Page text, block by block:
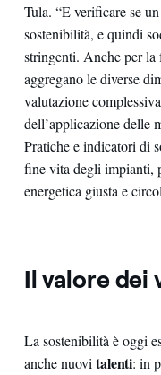
Tula. “E verificare se
sostenibilità, e quindi
stringenti. Anche per la
aggregano le diverse
valutazione
dell’applicazione delle
Pratiche e indicatori di
fine vita degli impianti,
energetica giusta e
Il valore dei
La sostenibilità è oggi
anche nuovitalenti: in